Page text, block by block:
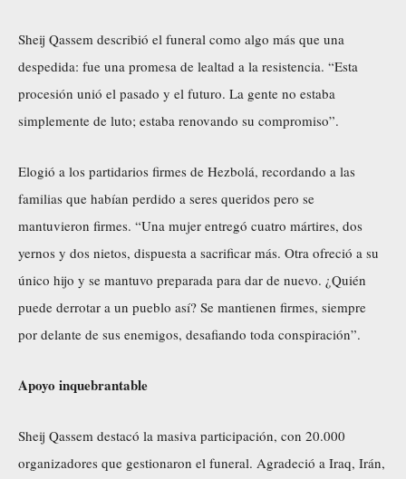
Sheij Qassem describió el funeral como algo más que una
despedida: fue una promesa de lealtad a la resistencia. “Esta
procesión unió el pasado y el futuro. La gente no estaba
simplemente de luto; estaba renovando su compromiso”.
Elogió a los partidarios firmes de Hezbolá, recordando a las
familias que habían perdido a seres queridos pero se
mantuvieron firmes. “Una mujer entregó cuatro mártires, dos
yernos y dos nietos, dispuesta a sacrificar más. Otra ofreció a su
único hijo y se mantuvo preparada para dar de nuevo. ¿Quién
puede derrotar a un pueblo así? Se mantienen firmes, siempre
por delante de sus enemigos, desafiando toda conspiración”.
Apoyo inquebrantable
Sheij Qassem destacó la masiva participación, con 20.000
organizadores que gestionaron el funeral. Agradeció a Iraq, Irán,